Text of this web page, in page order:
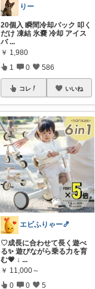
りー
20個入 瞬間冷却パック 叩く
だけ 凍結 氷嚢 冷却 アイス
バ ...
￥ 1,980
1 0 586
コレ いいね
エビふりゃー🍤
♡成長に合わせて長く遊べ
る✨ 遊びながら乗る力を育
む💗 ↓ ...
￥ 11,000～
0 0 5